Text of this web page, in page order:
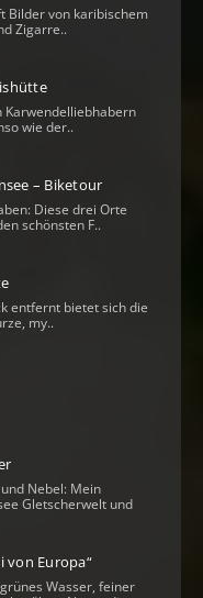
Bilder von karibischem
Zigarre..
Karwendelliebhabern
wie der..
– Biketour
Diese drei Orte
schönsten F..
entfernt bietet sich die
my..
Nebel: Mein
Gletscherwelt und
von Europa“
Wasser, feiner